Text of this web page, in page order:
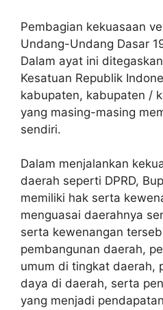
Pembagian kekuasaan
Undang-Undang Dasar
Dalam ayat ini
Kesatuan Republik
kabupaten, kabupaten /
yang masing-masing
sendiri.
Dalam menjalankan
daerah seperti DPRD,
memiliki hak serta
menguasai daerahnya
serta kewenangan
pembangunan daerah,
umum di tingkat daerah,
daya di daerah, serta
yang menjadi